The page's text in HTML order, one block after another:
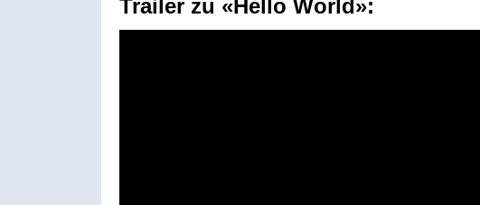
Trailer zu «Hello World»: